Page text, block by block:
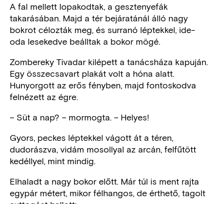
A fal mellett lopakodtak, a gesztenyefák
takarásában. Majd a tér bejáratánál álló nagy
bokrot célozták meg, és surranó léptekkel, ide-
oda lesekedve beálltak a bokor mögé.
Zombereky Tivadar kilépett a tanácsháza kapuján.
Egy összecsavart plakát volt a hóna alatt.
Hunyorgott az erős fényben, majd fontoskodva
felnézett az égre.
– Süt a nap? – mormogta. – Helyes!
Gyors, peckes léptekkel vágott át a téren,
dudorászva, vidám mosollyal az arcán, felfűtött
kedéllyel, mint mindig.
Elhaladt a nagy bokor előtt. Már túl is ment rajta
egypár métert, mikor félhangos, de érthető, tagolt